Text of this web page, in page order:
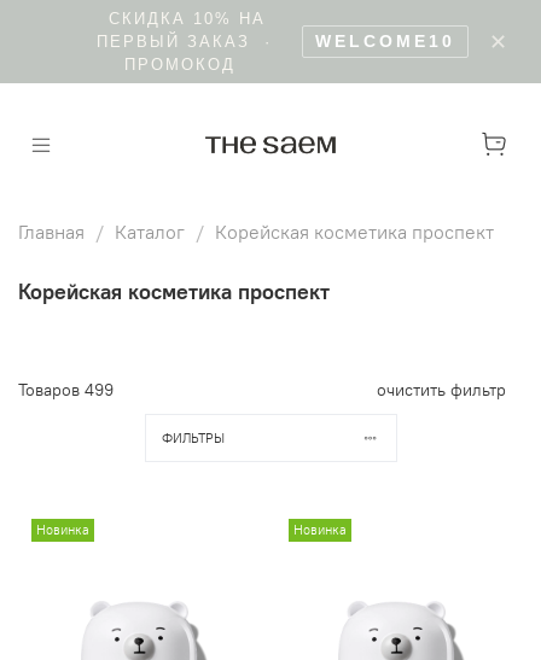
БЕСПЛАТНО КУРЬЕРОМ ОТ 5000 Р · В
ПУНКТ ВЫДАЧИ ОТ 3000 Р
✕
Главная Каталог Корейская косметика проспект
Корейская косметика проспект
Товаров 499 очистить фильтр
ФИЛЬТРЫ
Новинка Новинка